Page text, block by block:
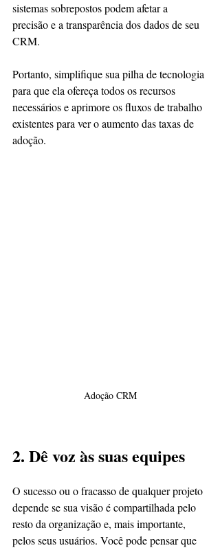
sistemas sobrepostos podem afetar a
precisão e a transparência dos dados de seu
CRM.
Portanto, simplifique sua pilha de tecnologia
para que ela ofereça todos os recursos
necessários e aprimore os fluxos de trabalho
existentes para ver o aumento das taxas de
adoção.
Adoção CRM
2. Dê voz às suas equipes
O sucesso ou o fracasso de qualquer projeto
depende se sua visão é compartilhada pelo
resto da organização e, mais importante,
pelos seus usuários. Você pode pensar que